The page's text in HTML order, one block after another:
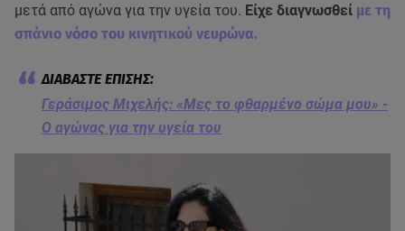
μετά από αγώνα για την υγεία του. Είχε διαγνωσθεί με τη
σπάνιο νόσο του κινητικού νευρώνα.
Γεράσιμος Μιχελής: «Μες το φθαρμένο σώμα μου» -
Ο αγώνας για την υγεία του